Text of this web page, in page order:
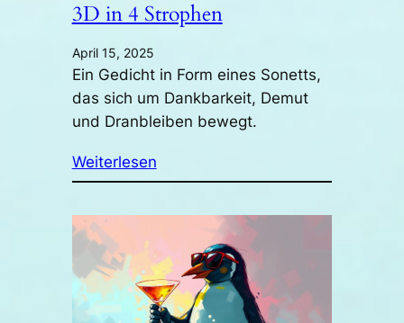
3D in 4 Strophen
April 15, 2025
Ein Gedicht in Form eines Sonetts,
das sich um Dankbarkeit, Demut
und Dranbleiben bewegt.
Weiterlesen